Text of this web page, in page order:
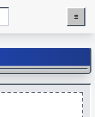
Menu
≡